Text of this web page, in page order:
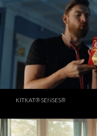
KITKAT® SENSES®